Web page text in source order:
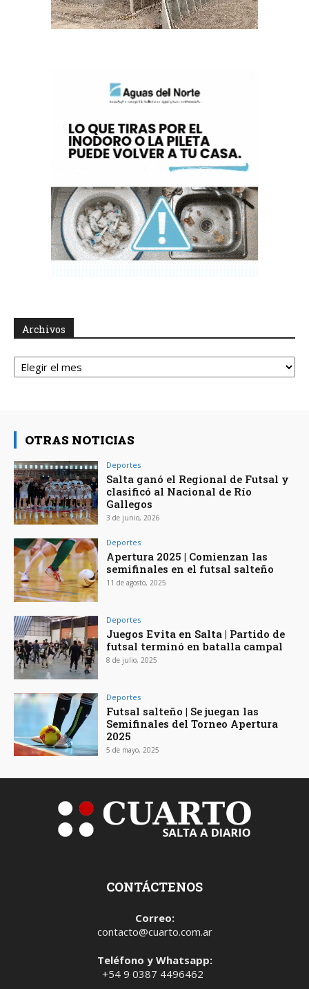
Archivos
Archivos
OTRAS NOTICIAS
Deportes
Salta ganó el Regional de Futsal y
clasificó al Nacional de Río
Gallegos
3 de junio, 2026
Deportes
Apertura 2025 | Comienzan las
semifinales en el futsal salteño
11 de agosto, 2025
Deportes
Juegos Evita en Salta | Partido de
futsal terminó en batalla campal
8 de julio, 2025
Deportes
Futsal salteño | Se juegan las
Semifinales del Torneo Apertura
2025
5 de mayo, 2025
CONTÁCTENOS
Correo:
contacto@cuarto.com.ar
Teléfono y Whatsapp:
+54 9 0387 4496462